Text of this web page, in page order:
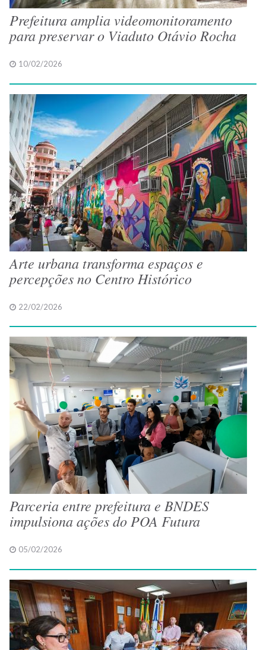
Prefeitura amplia videomonitoramento
para preservar o Viaduto Otávio Rocha
10/02/2026
Arte urbana transforma espaços e
percepções no Centro Histórico
22/02/2026
Parceria entre prefeitura e BNDES
impulsiona ações do POA Futura
05/02/2026